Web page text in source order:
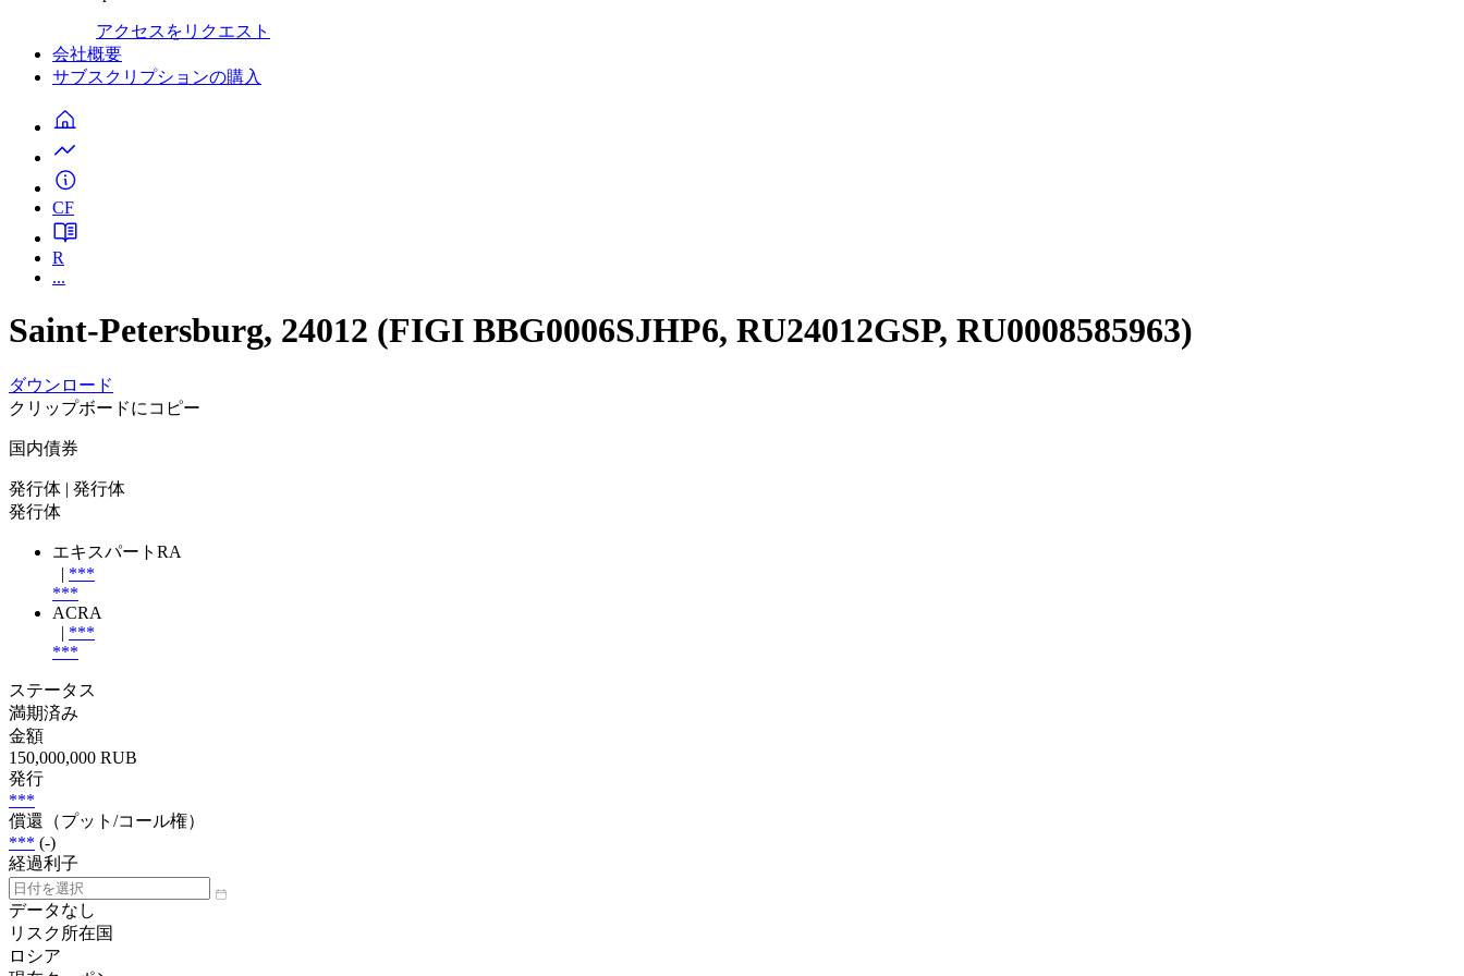
アクセスをリクエスト
会社概要
サブスクリプションの購入
CF
R
...
Saint-Petersburg, 24012 (FIGI BBG0006SJHP6, RU24012GSP, RU0008585963)
ダウンロード
クリップボードにコピー
国内債券
発行体 | 発行体
発行体
エキスパートRA
| ***
***
ACRA
| ***
***
ステータス
満期済み
金額
150,000,000 RUB
発行
***
償還（プット/コール権）
*** (-)
経過利子
データなし
リスク所在国
ロシア